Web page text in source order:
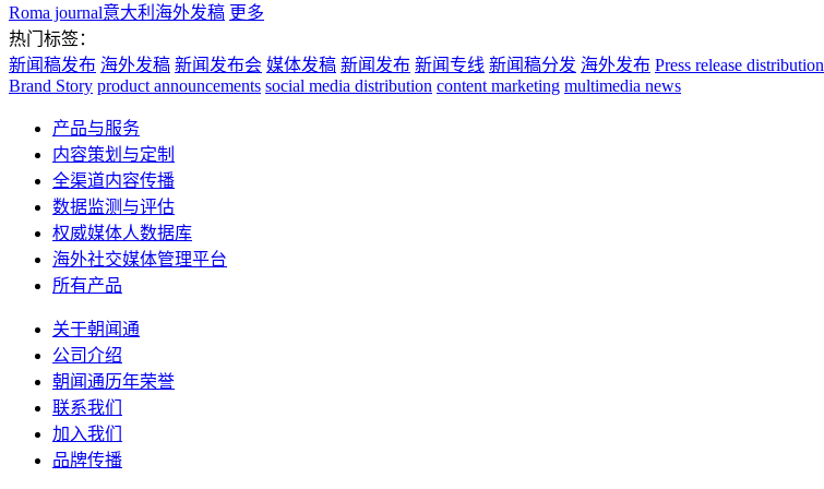
Roma journal意大利海外发稿 更多
热门标签：
新闻稿发布 海外发稿 新闻发布会 媒体发稿 新闻发布 新闻专线 新闻稿分发 海外发布 Press release distribution
Brand Story product announcements social media distribution content marketing multimedia news
产品与服务
内容策划与定制
全渠道内容传播
数据监测与评估
权威媒体人数据库
海外社交媒体管理平台
所有产品
关于朝闻通
公司介绍
朝闻通历年荣誉
联系我们
加入我们
品牌传播